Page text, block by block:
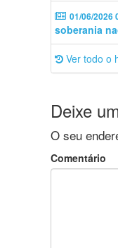
01/06/2026
soberania
Ver todo o
Deixe
O seu
Comentário